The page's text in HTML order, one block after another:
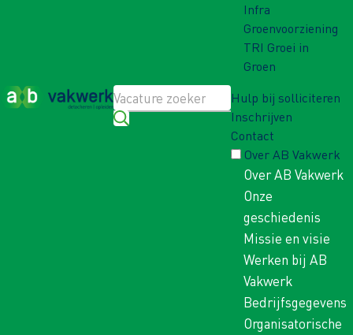
Infra
Groenvoorziening
TRI Groei in
Groen
Hulp bij solliciteren
Inschrijven
Contact
Over AB Vakwerk
Over AB Vakwerk
Onze
geschiedenis
Missie en visie
Werken bij AB
Vakwerk
Bedrijfsgegevens
Organisatorische